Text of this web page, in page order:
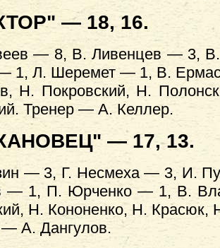
— 18, 16.
— 8, В. Ливенцев — 3,
1, Л. Шеремет — 1, В.
Н. Покровский, Н.
Тренер — А. Келлер.
— 17, 13.
— 3, Г. Несмеха — 3, И.
— 1, П. Юрченко — 1, В.
Н. Кононенко, Н.
А. Дангулов.